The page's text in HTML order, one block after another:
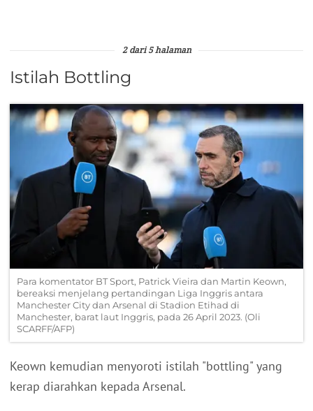
2 dari 5 halaman
Istilah Bottling
Para komentator BT Sport, Patrick Vieira dan Martin Keown,
bereaksi menjelang pertandingan Liga Inggris antara
Manchester City dan Arsenal di Stadion Etihad di
Manchester, barat laut Inggris, pada 26 April 2023. (Oli
SCARFF/AFP)
Keown kemudian menyoroti istilah "bottling" yang
kerap diarahkan kepada Arsenal.